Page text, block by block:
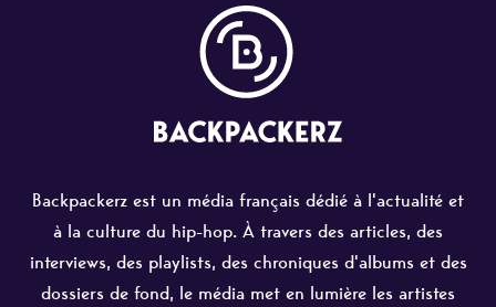
Backpackerz est un média français dédié à l'actualité et
à la culture du hip-hop. À travers des articles, des
interviews, des playlists, des chroniques d'albums et des
dossiers de fond, le média met en lumière les artistes